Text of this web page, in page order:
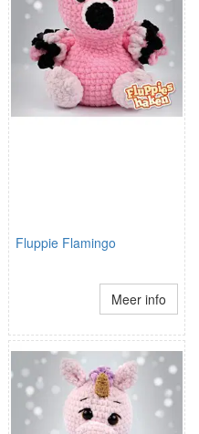
Fluppie Flamingo
Meer info